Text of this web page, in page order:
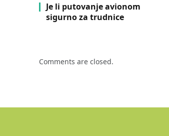
Je li putovanje avionom
sigurno za trudnice
Comments are closed.